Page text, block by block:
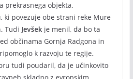
prekrasnega objekta,
ki povezuje obe strani reke Mure
Tudi Jevšekje menil, da bo ta
občinama Gornja Radgona in
k razvoju te regije.
tudi poudaril, da je učinkovito